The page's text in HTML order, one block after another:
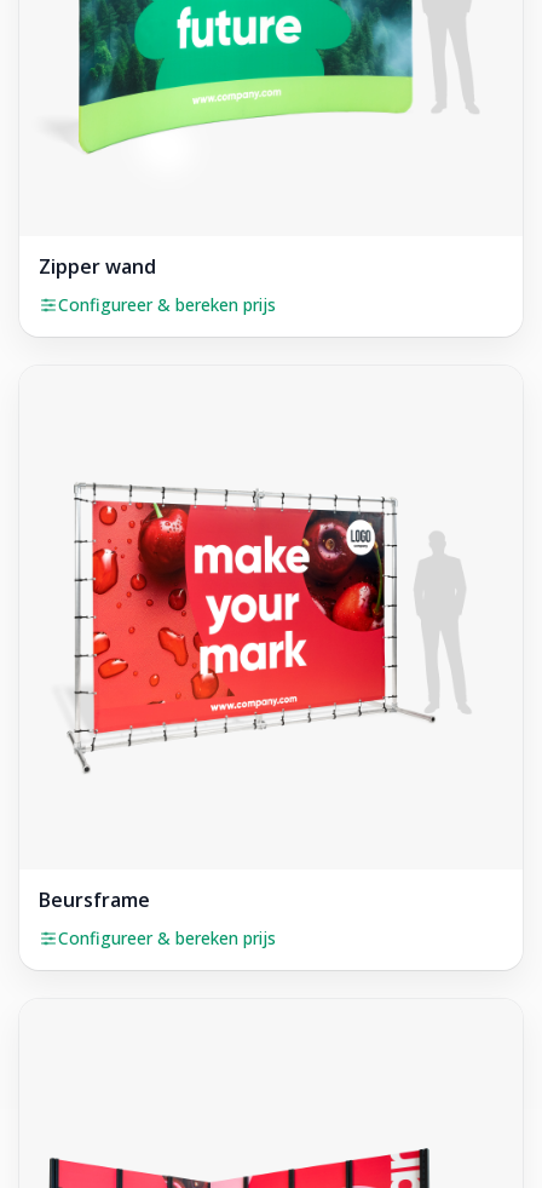
Zipper wand
Configureer & bereken prijs
Beursframe
Configureer & bereken prijs